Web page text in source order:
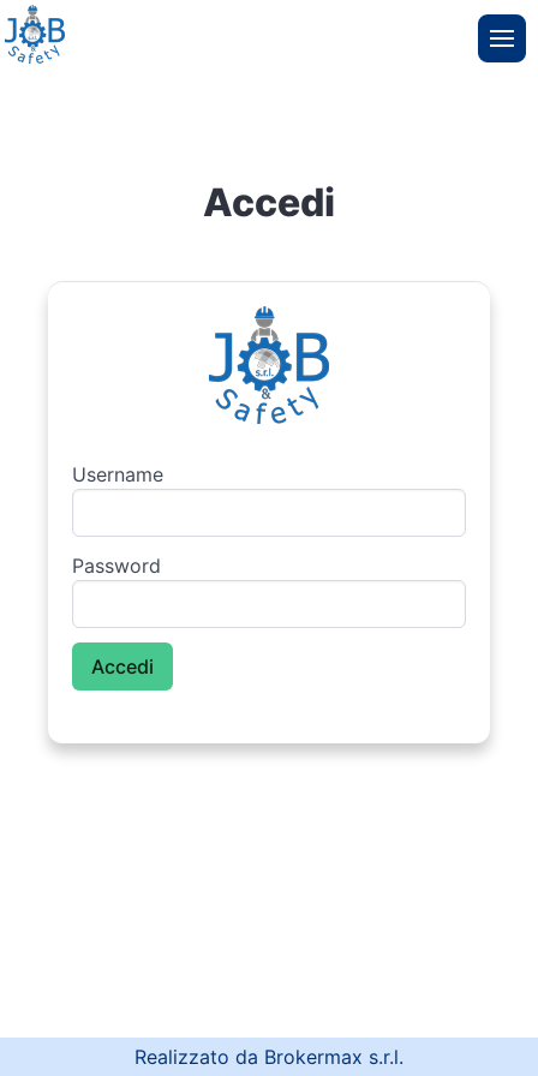
Accedi
Username
Password
Realizzato da Brokermax s.r.l.